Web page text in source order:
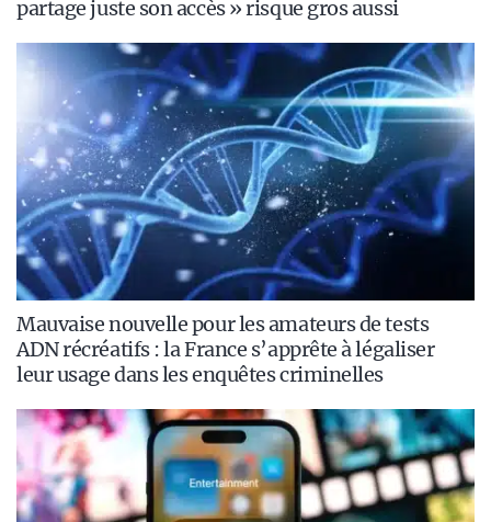
partage juste son accès » risque gros aussi
Mauvaise nouvelle pour les amateurs de tests
ADN récréatifs : la France s’apprête à légaliser
leur usage dans les enquêtes criminelles